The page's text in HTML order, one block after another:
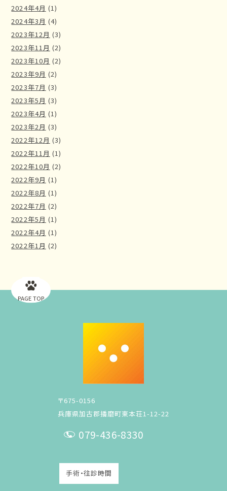
2024年4月 (1)
2024年3月 (4)
2023年12月 (3)
2023年11月 (2)
2023年10月 (2)
2023年9月 (2)
2023年7月 (3)
2023年5月 (3)
2023年4月 (1)
2023年2月 (3)
2022年12月 (3)
2022年11月 (1)
2022年10月 (2)
2022年9月 (1)
2022年8月 (1)
2022年7月 (2)
2022年5月 (1)
2022年4月 (1)
2022年1月 (2)
PAGE TOP
〒675-0156
兵庫県加古郡播磨町東本荘1-12-22
E
L
079-436-8330
手術・往診時間